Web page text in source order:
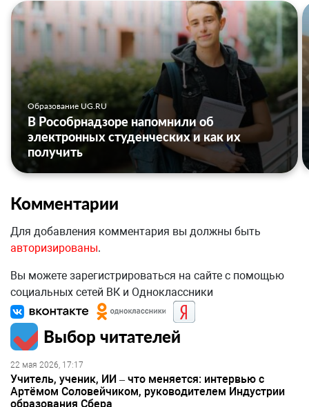
Образование UG.RU
В Рособрнадзоре напомнили об
электронных студенческих и как их
получить
Комментарии
Для добавления комментария вы должны быть
авторизированы.
Вы можете зарегистрироваться на сайте с помощью
социальных сетей ВК и Одноклассники
Выбор читателей
22 мая 2026, 17:17
Учитель, ученик, ИИ – что меняется: интервью с
Артёмом Соловейчиком, руководителем Индустрии
образования Сбера